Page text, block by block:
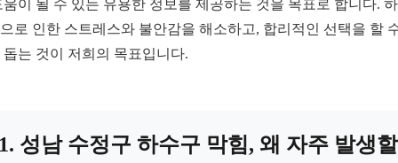
움이 될 수 있는 유용한 정보를 제공하는 것을 목표로 합니다.
로 인한 스트레스와 불안감을 해소하고, 합리적인 선택을 할
돕는 것이 저희의 목표입니다.
성남 수정구 하수구 막힘, 왜 자주 발생할